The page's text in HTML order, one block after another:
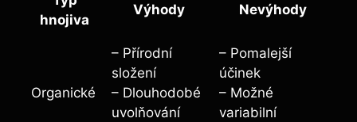
hnojiva
Výhody Nevýhody
Organické
– ⁢Přírodní
složení
– Dlouhodobé
uvolňování‍
– Pomalejší
účinek
– Možné
‍variabilní